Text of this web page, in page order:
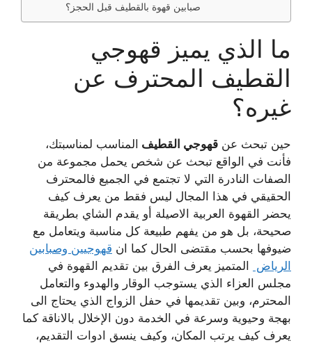
صبابين قهوة بالقطيف قبل الحجز؟
ما الذي يميز قهوجي
القطيف المحترف عن
غيره؟
حين تبحث عن قهوجي القطيف المناسب لمناسبتك،
فأنت في الواقع تبحث عن شخص يحمل مجموعة من
الصفات النادرة التي لا تجتمع في الجميع فالمحترف
الحقيقي في هذا المجال ليس فقط من يعرف كيف
يحضر القهوة العربية الاصيلة أو يقدم الشاي بطريقة
صحيحة، بل هو من يفهم طبيعة كل مناسبة ويتعامل مع
ضيوفها بحسب مقتضى الحال كما ان قهوجيين وصبابين
الرياض المتميز يعرف الفرق بين تقديم القهوة في
مجلس العزاء الذي يستوجب الوقار والهدوء والتعامل
المحترم، وبين تقديمها في حفل الزواج الذي يحتاج الى
بهجة وحيوية وسرعة في الخدمة دون الإخلال بالاناقة كما
يعرف كيف يرتب المكان، وكيف ينسق ادوات التقديم،